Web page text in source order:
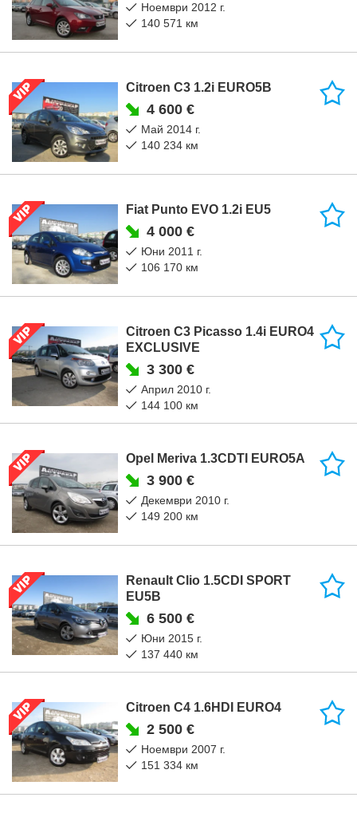
ноември 2012 г.
140 571 км
Citroen C3 1.2i EURO5B
4 600 €
май 2014 г.
140 234 км
Fiat Punto EVO 1.2i EU5
4 000 €
юни 2011 г.
106 170 км
Citroen C3 Picasso 1.4i EURO4
EXCLUSIVE
3 300 €
април 2010 г.
144 100 км
Opel Meriva 1.3CDTI EURO5A
3 900 €
декември 2010 г.
149 200 км
Renault Clio 1.5CDI SPORT
EU5B
6 500 €
юни 2015 г.
137 440 км
Citroen C4 1.6HDI EURO4
2 500 €
ноември 2007 г.
151 334 км